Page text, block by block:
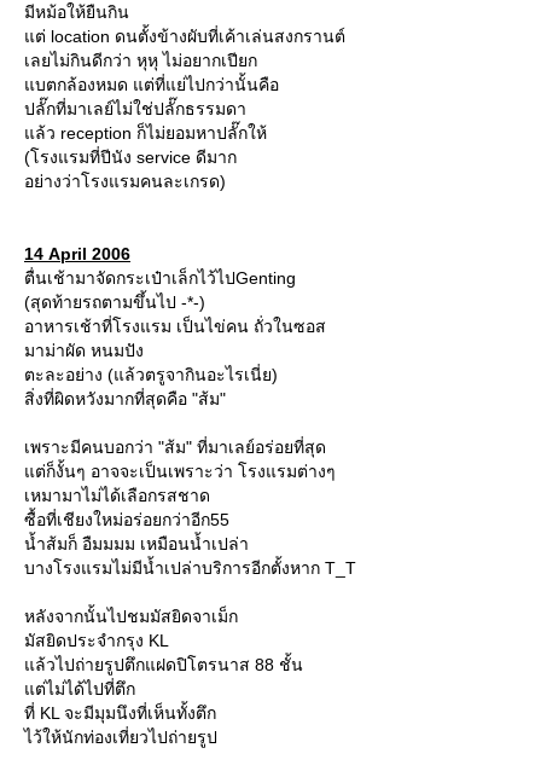
มีหม้อให้ยืนกิน
ต่ location ดนตั้งข้างผับที่เค้าเล่นสงกรานต์
เลยไม่กินดีกว่า หุหุ ไม่อยากเปียก
บตกล้องหมด แต่ที่แย่ไปกว่านั้นคือ
ปลั๊กที่มาเลย์ไม่ใช่ปลั๊กธรรมดา
ล้ว reception ก็ไม่ยอมหาปลั๊กให้
(โรงแรมที่ปีนัง service ดีมาก
อย่างว่าโรงแรมคนละเกรด)
14 April 2006
ตื่นเช้ามาจัดกระเป๋าเล็กไว้ไปGenting
(สุดท้ายรถตามขึ้นไป -*-)
อาหารเช้าที่โรงแรม เป็นไข่คน ถั่วในซอส
มาม่าผัด หนมปัง
ตะละอย่าง (แล้วตรูจากินอะไรเนี่ย)
สิ่งที่ผิดหวังมากที่สุดคือ "ส้ม"
เพราะมีคนบอกว่า "ส้ม" ที่มาเลย์อร่อยที่สุด
ต่ก็งั้นๆ อาจจะเป็นเพราะว่า โรงแรมต่างๆ
เหมามาไม่ได้เลือกรสชาด
ซื้อที่เชียงใหม่อร่อยกว่าอีก55
น้ำส้มก็ อืมมมม เหมือนน้ำเปล่า
บางโรงแรมไม่มีน้ำเปล่าบริการอีกตั้งหาก T_T
หลังจากนั้นไปชมมัสยิดจาเม็ก
มัสยิดประจำกรุง KL
ล้วไปถ่ายรูปตึกแฝดปิโตรนาส 88 ชั้น
ต่ไม่ได้ไปที่ตึก
ที่ KL จะมีมุมนึงที่เห็นทั้งตึก
ไว้ให้นักท่องเที่ยวไปถ่ายรูป